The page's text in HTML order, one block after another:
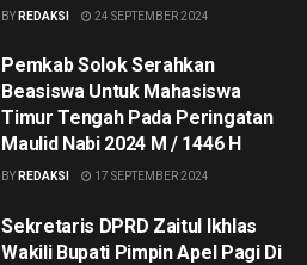
BY REDAKSI 24 SEPTEMBER 2024
Pemkab Solok Serahkan
Beasiswa Untuk Mahasiswa
Timur Tengah Pada Peringatan
Maulid Nabi 2024 M / 1446 H
BY REDAKSI 17 SEPTEMBER 2024
Sekretaris DPRD Zaitul Ikhlas
Wakili Bupati Pimpin Apel Pagi Di